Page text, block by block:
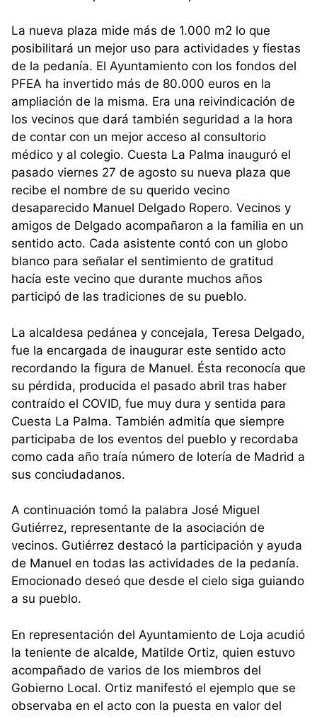
La nueva plaza mide más de 1.000 m2 lo que
posibilitará un mejor uso para actividades y fiestas
de la pedanía. El Ayuntamiento con los fondos del
PFEA ha invertido más de 80.000 euros en la
ampliación de la misma. Era una reivindicación de
los vecinos que dará también seguridad a la hora
de contar con un mejor acceso al consultorio
médico y al colegio. Cuesta La Palma inauguró el
pasado viernes 27 de agosto su nueva plaza que
recibe el nombre de su querido vecino
desaparecido Manuel Delgado Ropero. Vecinos y
amigos de Delgado acompañaron a la familia en un
sentido acto. Cada asistente contó con un globo
blanco para señalar el sentimiento de gratitud
hacía este vecino que durante muchos años
participó de las tradiciones de su pueblo.
La alcaldesa pedánea y concejala, Teresa Delgado,
fue la encargada de inaugurar este sentido acto
recordando la figura de Manuel. Ésta reconocía que
su pérdida, producida el pasado abril tras haber
contraído el COVID, fue muy dura y sentida para
Cuesta La Palma. También admitía que siempre
participaba de los eventos del pueblo y recordaba
como cada año traía número de lotería de Madrid a
sus conciudadanos.
A continuación tomó la palabra José Miguel
Gutiérrez, representante de la asociación de
vecinos. Gutiérrez destacó la participación y ayuda
de Manuel en todas las actividades de la pedanía.
Emocionado deseó que desde el cielo siga guiando
a su pueblo.
En representación del Ayuntamiento de Loja acudió
la teniente de alcalde, Matilde Ortiz, quien estuvo
acompañado de varios de los miembros del
Gobierno Local. Ortiz manifestó el ejemplo que se
observaba en el acto con la puesta en valor del